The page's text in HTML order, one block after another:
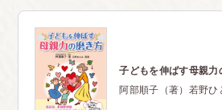
子どもを伸ばす母親力
阿部順子（著）若野ひ